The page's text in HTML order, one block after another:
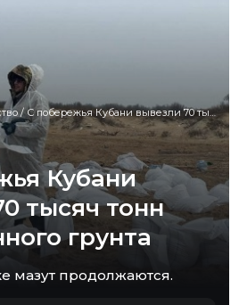
/С побережья Кубани вывезли 70 тысяч тонн загрязненного грунта
Кубани
тысяч тонн
грунта
мазут продолжаются.